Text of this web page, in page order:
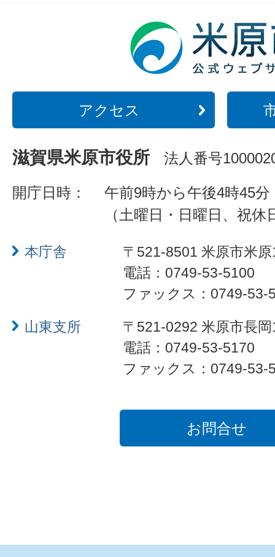
アクセス
滋賀県米原市役所 法人番号
開庁日時：
午前9時から午後4時45分
（土曜日・日曜日、祝
本庁舎
〒521-8501 米原市米
電話：0749-53-5100
ファックス：0749-53-
山東支所
〒521-0292 米原市長
電話：0749-53-5170
ファックス：0749-53-
お問合せ